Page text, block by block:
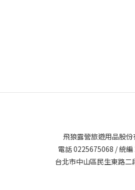
飛狼露營旅遊用品股份
電話 0225675068 / 統
台北市中山區民生東路二